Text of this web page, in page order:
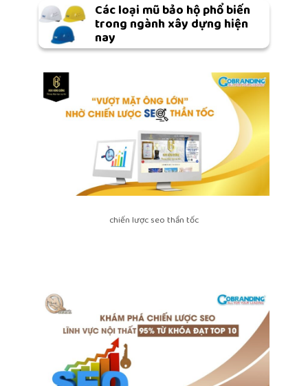
Các loại mũ bảo hộ phổ biến
trong ngành xây dựng hiện
nay
chiến lược seo thần tốc